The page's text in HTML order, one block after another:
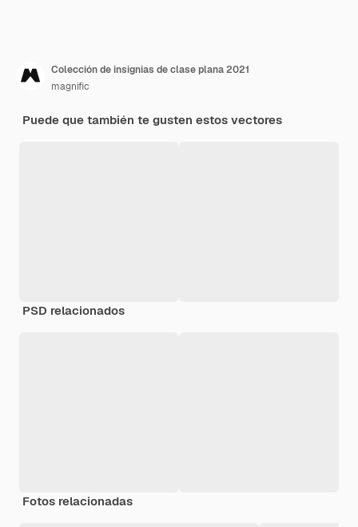
Colección de insignias de clase plana 2021
magnific
Puede que también te gusten estos vectores
PSD relacionados
Fotos relacionadas